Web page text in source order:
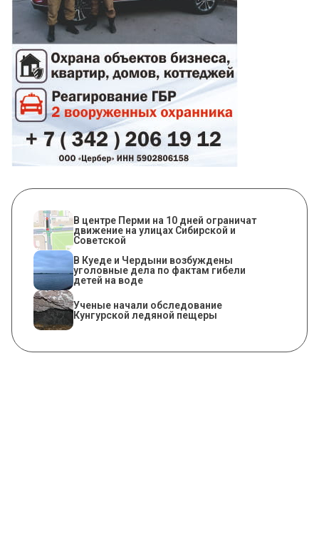
В центре Перми на 10 дней ограничат
движение на улицах Сибирской и
Советской
В Куеде и Чердыни возбуждены
уголовные дела по фактам гибели
детей на воде
Ученые начали обследование
Кунгурской ледяной пещеры